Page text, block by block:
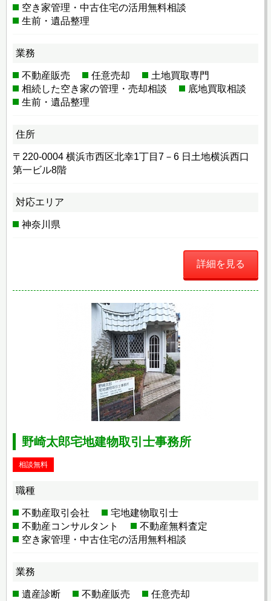
空き家管理・中古住宅の活用無料相談
生前・遺品整理
業務
不動産販売 任意売却
土地買取専門
相続した空き家の管理・売却相談
底地買取相談
生前・遺品整理
住所
〒220-0004 横浜市西区北幸1丁目7－6 日土地横浜西口
第一ビル8階
対応エリア
神奈川県
詳細を見る
野崎太郎宅地建物取引士事務所
相談無料
職種
不動産取引会社
宅地建物取引士
不動産コンサルタント
不動産無料査定
空き家管理・中古住宅の活用無料相談
業務
遺産診断 不動産販売
任意売却